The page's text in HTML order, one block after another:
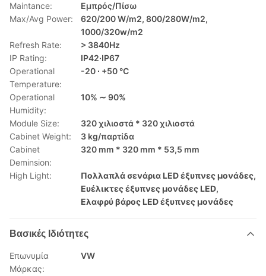
Maintance:
Εμπρός/Πίσω
Max/Avg Power:
620/200 W/m2, 800/280W/m2,
1000/320w/m2
Refresh Rate:
> 3840Hz
IP Rating:
IP42·IP67
Operational
Temperature:
-20 ∙ +50 °C
Operational
Humidity:
10% ∼ 90%
Module Size:
320 χιλιοστά * 320 χιλιοστά
Cabinet Weight:
3 kg/παρτίδα
Cabinet
Deminsion:
320 mm * 320 mm * 53,5 mm
High Light: Πολλαπλά σενάρια LED έξυπνες μονάδες,
Ευέλικτες έξυπνες μονάδες LED,
Ελαφρύ βάρος LED έξυπνες μονάδες
Βασικές Ιδιότητες
Επωνυμία
Μάρκας:
VW